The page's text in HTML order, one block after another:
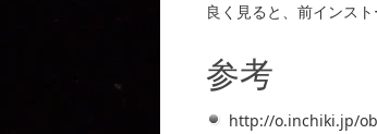
良く見ると、前インス
参考
http://o.inchiki.jp/